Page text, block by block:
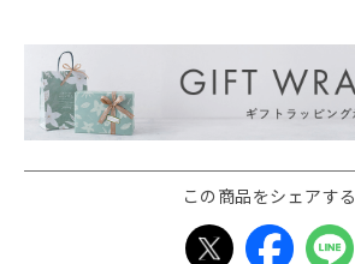
この商品をシェアする